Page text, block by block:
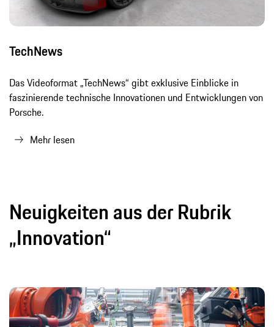
TechNews
Das Videoformat „TechNews“ gibt exklusive Einblicke in
faszinierende technische Innovationen und Entwicklungen von
Porsche.
Mehr lesen
Neuigkeiten aus der Rubrik
„Innovation“